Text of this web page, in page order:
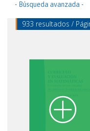
- Búsqueda avanzada -
933 resultados /